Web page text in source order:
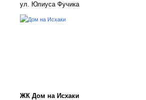
ул. Юлиуса Фучика
ЖК Дом на Исхаки